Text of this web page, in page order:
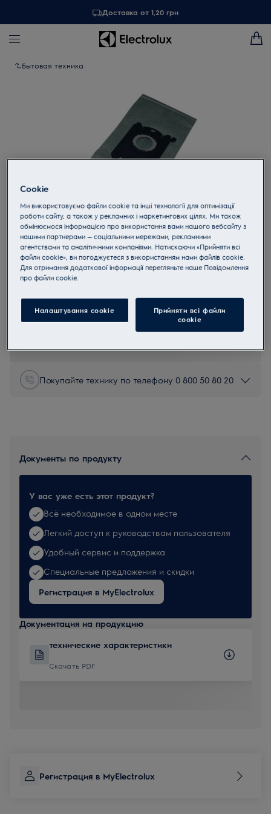
Доставка от 1,20 грн
Бытовая техника
Tap to zoom
1800T
Мешки для пылесоса
Покупайте технику по телефону 0 800 50 80 20
Документы по продукту
У вас уже есть этот продукт?
Всё необходимое в одном месте
Легкий доступ к руководствам пользователя
Удобный сервис и поддержка
Специальные предложения и скидки
Регистрация в MyElectrolux
Документация на продукцию
технические характеристики
Скачать PDF
Регистрация в MyElectrolux
Cookie
Ми використовуємо файли cookie та інші технології для оптимізації
роботи сайту, а також у рекламних і маркетингових цілях. Ми також
обмінюємося інформацією про використання вами нашого вебсайту з
нашими партнерами — соціальними мережами, рекламними
агентствами та аналітичними компаніями. Натискаючи «Прийняти всі
файли cookie», ви погоджуєтеся з використанням нами файлів cookie.
Для отримання додаткової інформації перегляньте наше Пoвідомлення
прo файли cookie.
Налаштування cookie Прийняти всі файли
сookie